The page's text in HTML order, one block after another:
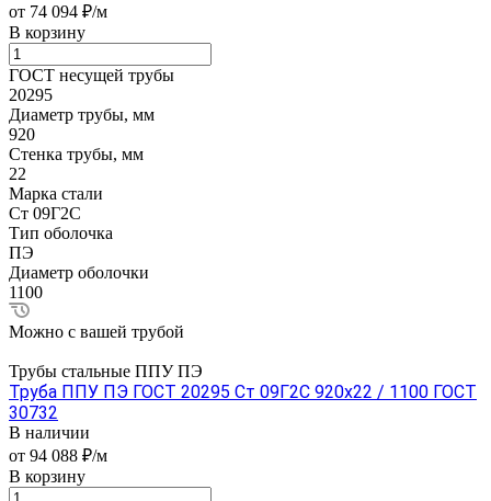
от 74 094 ₽/м
В корзину
ГОСТ несущей трубы
20295
Диаметр трубы, мм
920
Стенка трубы, мм
22
Марка стали
Ст 09Г2С
Тип оболочка
ПЭ
Диаметр оболочки
1100
Можно с вашей трубой
Трубы стальные ППУ ПЭ
Труба ППУ ПЭ ГОСТ 20295 Ст 09Г2С 920x22 / 1100 ГОСТ
30732
В наличии
от 94 088 ₽/м
В корзину